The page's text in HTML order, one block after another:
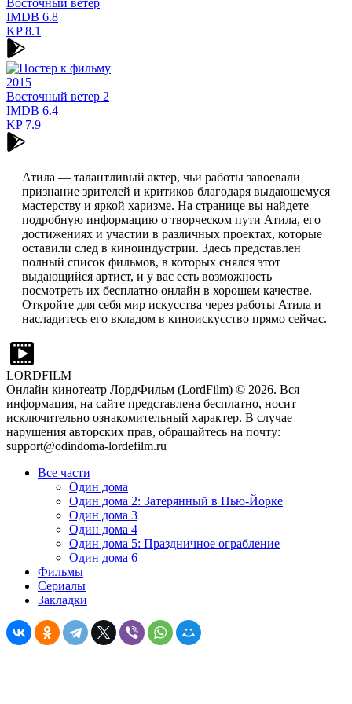
IMDB 6.8
KP8.1
2015
Восточный ветер 2
IMDB 6.4
KP7.9
Атила — талантливый актер, чьи работы завоевали
признание зрителей и критиков благодаря выдающемуся
мастерству и яркой харизме. На странице вы найдете
подробную информацию о творческом пути Атила, его
достижениях и участии в различных проектах, которые
оставили след в киноиндустрии. Здесь представлен
полный список фильмов, в которых снялся этот
выдающийся артист, и у вас есть возможность
посмотреть их бесплатно онлайн в хорошем качестве.
Откройте для себя мир искусства через работы Атила и
насладитесь его вкладом в киноискусство прямо сейчас.
LORDFILM
Онлайн кинотеатр ЛордФильм (LordFilm) © 2026. Вся
информация, на сайте представлена бесплатно, носит
исключительно ознакомительный характер. В случае
нарушения авторских прав, обращайтесь на почту:
support@odindoma-lordefilm.ru
Все части
Один дома
Один дома 2: Затерянный в Нью-Йорке
Один дома 3
Один дома 4
Один дома 5: Праздничное ограбление
Один дома 6
Фильмы
Сериалы
Закладки